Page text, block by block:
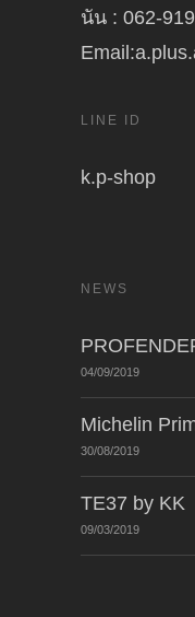
นัน : 062-
LINE ID
k.p-shop
NEWS
04/09/2019
Michelin
30/08/2019
TE37 by KK
09/03/2019